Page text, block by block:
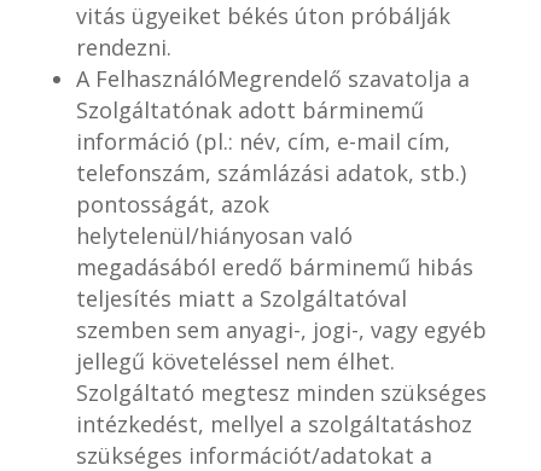
vitás ügyeiket békés úton próbálják
rendezni.
A FelhasználóMegrendelő szavatolja a
Szolgáltatónak adott bárminemű
információ (pl.: név, cím, e-mail cím,
telefonszám, számlázási adatok, stb.)
pontosságát, azok
helytelenül/hiányosan való
megadásából eredő bárminemű hibás
teljesítés miatt a Szolgáltatóval
szemben sem anyagi-, jogi-, vagy egyéb
jellegű követeléssel nem élhet.
Szolgáltató megtesz minden szükséges
intézkedést, mellyel a szolgáltatáshoz
szükséges információt/adatokat a